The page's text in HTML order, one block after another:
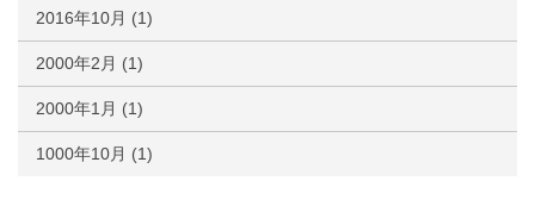
2016年10月 (1)
2000年2月 (1)
2000年1月 (1)
1000年10月 (1)